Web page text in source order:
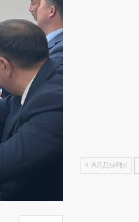
АЛДЫҢҒЫ